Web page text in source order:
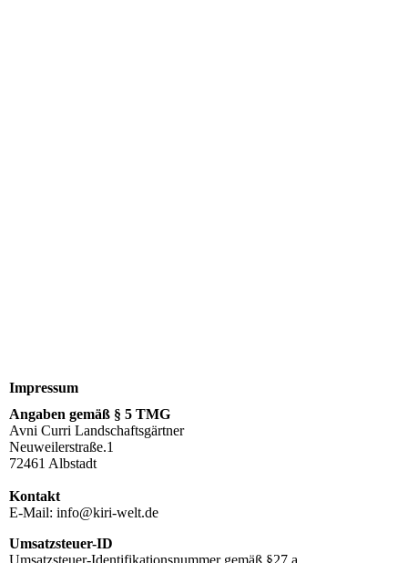
Impressum
Angaben gemäß § 5 TMG
Avni Curri Landschaftsgärtner
Neuweilerstraße.1
72461 Albstadt
Kontakt
E-Mail: info@kiri-welt.de
Umsatzsteuer-ID